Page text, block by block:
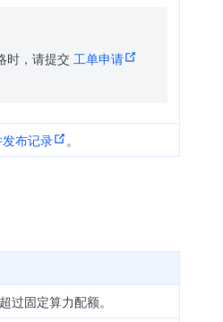
时，请提交工单申请
布记录 。
固定算力配额。